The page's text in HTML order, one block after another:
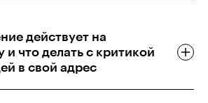
действует на
и что делать с критикой
в свой адрес